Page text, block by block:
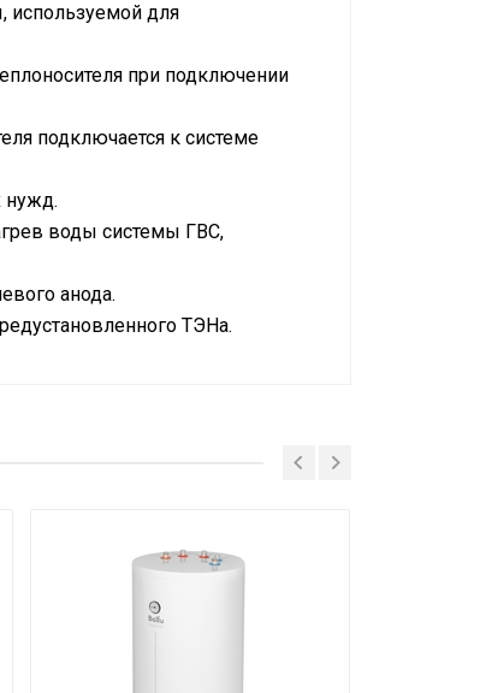
используемой для
при подключении
подключается к системе
нужд.
воды системы ГВС,
анода.
ТЭНа.